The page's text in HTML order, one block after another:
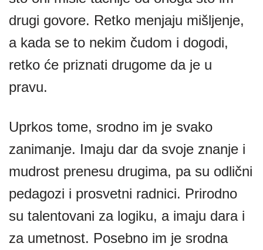
drugi govore. Retko menjaju mišljenje,
a kada se to nekim čudom i dogodi,
retko će priznati drugome da je u
pravu.
Uprkos tome, srodno im je svako
zanimanje. Imaju dar da svoje znanje i
mudrost prenesu drugima, pa su odlični
pedagozi i prosvetni radnici. Prirodno
su talentovani za logiku, a imaju dara i
za umetnost. Posebno im je srodna